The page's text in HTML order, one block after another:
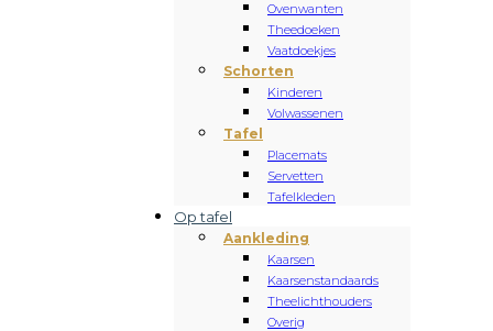
Ovenwanten
Theedoeken
Vaatdoekjes
Schorten
Kinderen
Volwassenen
Tafel
Placemats
Servetten
Tafelkleden
Op tafel
Aankleding
Kaarsen
Kaarsenstandaards
Theelichthouders
Overig